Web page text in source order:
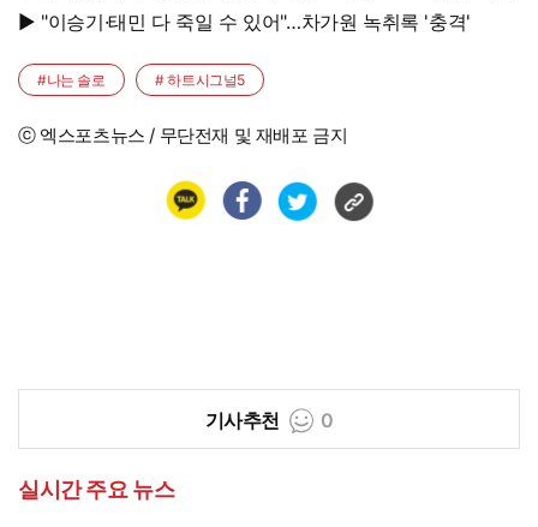
▶ "이승기·태민 다 죽일 수 있어"…차가원 녹취록 '충격'
#나는 솔로 # 하트시그널5
ⓒ 엑스포츠뉴스 / 무단전재 및 재배포 금지
기사추천 0
실시간 주요 뉴스